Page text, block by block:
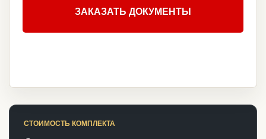
ЗАКАЗАТЬ ДОКУМЕНТЫ
СТОИМОСТЬ КОМПЛЕКТА